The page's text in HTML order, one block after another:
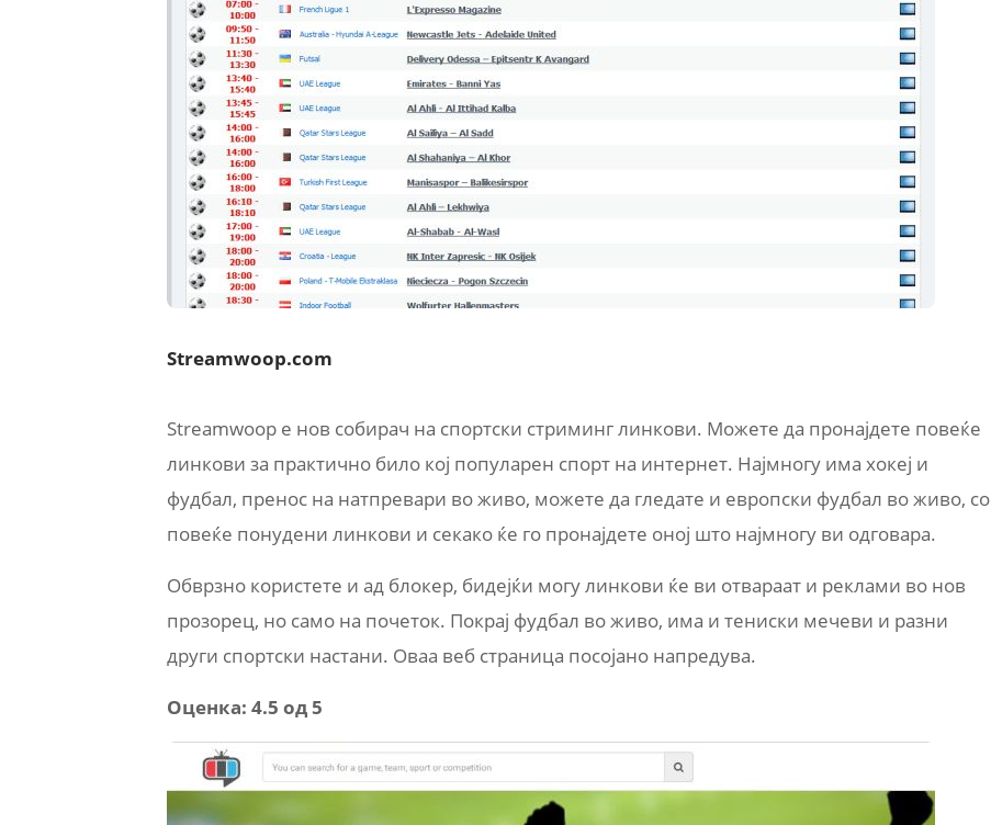
Streamwoop.com
Streamwoop е нов собирач на спортски стриминг линкови. Можете да пронајдете повеќе
линкови за практично било кој популарен спорт на интернет. Најмногу има хокеј и
фудбал, пренос на натпревари во живо, можете да гледате и европски фудбал во живо, со
повеќе понудени линкови и секако ќе го пронајдете оној што најмногу ви одговара.
Обврзно користете и ад блокер, бидејќи могу линкови ќе ви отвараат и реклами во нов
прозорец, но само на почеток. Покрај фудбал во живо, има и тениски мечеви и разни
други спортски настани. Оваа веб страница посојано напредува.
Оценка: 4.5 од 5